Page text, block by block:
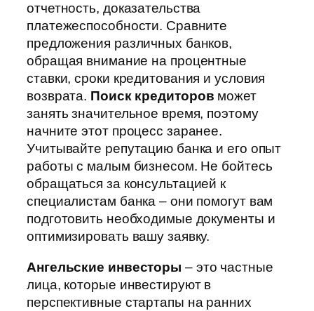
отчетность, доказательства
платежеспособности. Сравните
предложения различных банков,
обращая внимание на процентные
ставки, сроки кредитования и условия
возврата. Поиск кредиторов может
занять значительное время, поэтому
начните этот процесс заранее.
Учитывайте репутацию банка и его опыт
работы с малым бизнесом. Не бойтесь
обращаться за консультацией к
специалистам банка – они помогут вам
подготовить необходимые документы и
оптимизировать вашу заявку.
Ангельские инвесторы – это частные
лица, которые инвестируют в
перспективные стартапы на ранних